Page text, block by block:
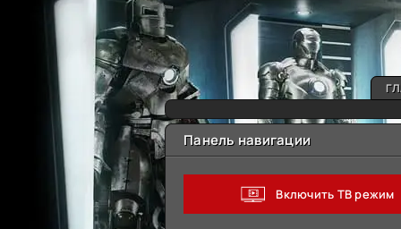
Панель навигации
Включить ТВ режим